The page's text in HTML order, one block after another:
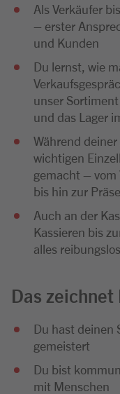
Als Verkäufer
– erster
und Kunden
Du lernst, wie
unser
und das Lager
Während
wichtigen
gemacht – vom
bis hin zur
Auch an der
Kassieren bis
alles reibungslos
Das zeichnet
Du hast deinen
gemeistert
Du bist
mit Menschen